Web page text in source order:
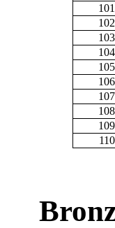
101
102
103
104
105
106
107
108
109
110